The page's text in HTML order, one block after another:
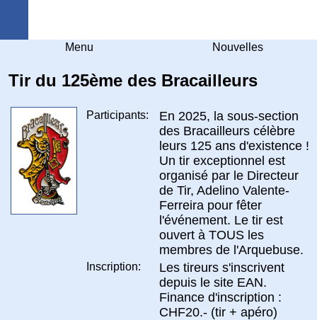
Menu Nouvelles
Tir du 125ème des Bracailleurs
Participants:
En 2025, la sous-section
des Bracailleurs célèbre
leurs 125 ans d'existence !
Un tir exceptionnel est
organisé par le Directeur
de Tir, Adelino Valente-
Ferreira pour fêter
l'événement. Le tir est
ouvert à TOUS les
membres de l'Arquebuse.
Inscription:
Les tireurs s'inscrivent
depuis le site EAN.
Finance d'inscription :
CHF20.- (tir + apéro)